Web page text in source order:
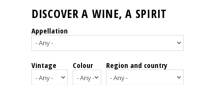
Our
events
Spirits
DISCOVER A WINE, A SPIRIT
Appellation
Vintage Colour Region and country